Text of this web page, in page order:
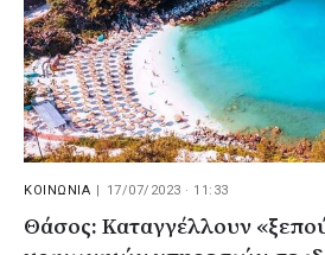
ΚΟΙΝΩΝΙΑ 17/07/2023 · 11:33
Θάσος: Καταγγέλλουν